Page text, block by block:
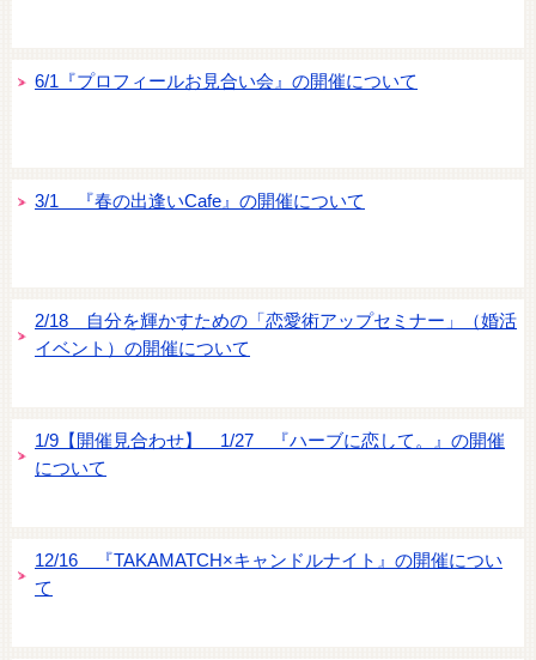
6/1『プロフィールお見合い会』の開催について
3/1 『春の出逢いCafe』の開催について
2/18 自分を輝かすための「恋愛術アップセミナー」（婚活
イベント）の開催について
1/9【開催見合わせ】 1/27 『ハーブに恋して。』の開催
について
12/16 『TAKAMATCH×キャンドルナイト』の開催につい
て